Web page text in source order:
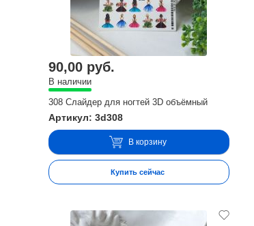
90,00 руб.
В наличии
308 Слайдер для ногтей 3D объёмный
Артикул: 3d308
В корзину
Купить сейчас